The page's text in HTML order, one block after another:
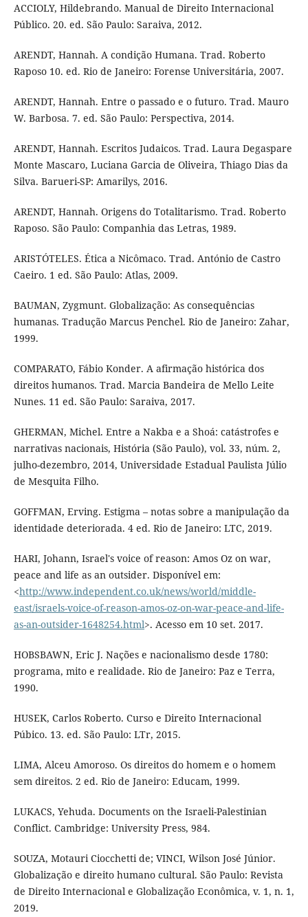
ACCIOLY, Hildebrando. Manual de Direito Internacional
Público. 20. ed. São Paulo: Saraiva, 2012.
ARENDT, Hannah. A condição Humana. Trad. Roberto
Raposo 10. ed. Rio de Janeiro: Forense Universitária, 2007.
ARENDT, Hannah. Entre o passado e o futuro. Trad. Mauro
W. Barbosa. 7. ed. São Paulo: Perspectiva, 2014.
ARENDT, Hannah. Escritos Judaicos. Trad. Laura Degaspare
Monte Mascaro, Luciana Garcia de Oliveira, Thiago Dias da
Silva. Barueri-SP: Amarilys, 2016.
ARENDT, Hannah. Origens do Totalitarismo. Trad. Roberto
Raposo. São Paulo: Companhia das Letras, 1989.
ARISTÓTELES. Ética a Nicômaco. Trad. António de Castro
Caeiro. 1 ed. São Paulo: Atlas, 2009.
BAUMAN, Zygmunt. Globalização: As consequências
humanas. Tradução Marcus Penchel. Rio de Janeiro: Zahar,
1999.
COMPARATO, Fábio Konder. A afirmação histórica dos
direitos humanos. Trad. Marcia Bandeira de Mello Leite
Nunes. 11 ed. São Paulo: Saraiva, 2017.
GHERMAN, Michel. Entre a Nakba e a Shoá: catástrofes e
narrativas nacionais, História (São Paulo), vol. 33, núm. 2,
julho-dezembro, 2014, Universidade Estadual Paulista Júlio
de Mesquita Filho.
GOFFMAN, Erving. Estigma – notas sobre a manipulação da
identidade deteriorada. 4 ed. Rio de Janeiro: LTC, 2019.
HARI, Johann, Israel's voice of reason: Amos Oz on war,
peace and life as an outsider. Disponível em:
<http://www.independent.co.uk/news/world/middle-
east/israels-voice-of-reason-amos-oz-on-war-peace-and-life-
as-an-outsider-1648254.html>. Acesso em 10 set. 2017.
HOBSBAWN, Eric J. Nações e nacionalismo desde 1780:
programa, mito e realidade. Rio de Janeiro: Paz e Terra,
1990.
HUSEK, Carlos Roberto. Curso e Direito Internacional
Púbico. 13. ed. São Paulo: LTr, 2015.
LIMA, Alceu Amoroso. Os direitos do homem e o homem
sem direitos. 2 ed. Rio de Janeiro: Educam, 1999.
LUKACS, Yehuda. Documents on the Israeli-Palestinian
Conflict. Cambridge: University Press, 984.
SOUZA, Motauri Ciocchetti de; VINCI, Wilson José Júnior.
Globalização e direito humano cultural. São Paulo: Revista
de Direito Internacional e Globalização Econômica, v. 1, n. 1,
2019.